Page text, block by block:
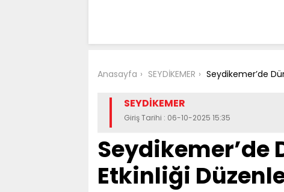
Anasayfa SEYDİKEMER Seydikemer’de
SEYDİKEMER
Giriş Tarihi : 06-10-2025 15:35
Seydikemer’de
Etkinliği